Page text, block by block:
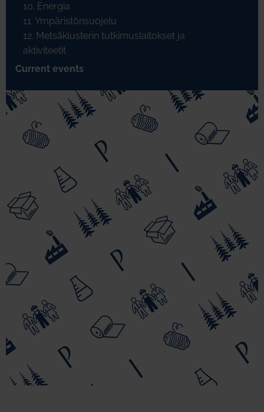
10. Energia
11. Ympäristönsuojelu
12. Metsäklusterin tutkimuslaitokset ja
aktiviteetit
Current events